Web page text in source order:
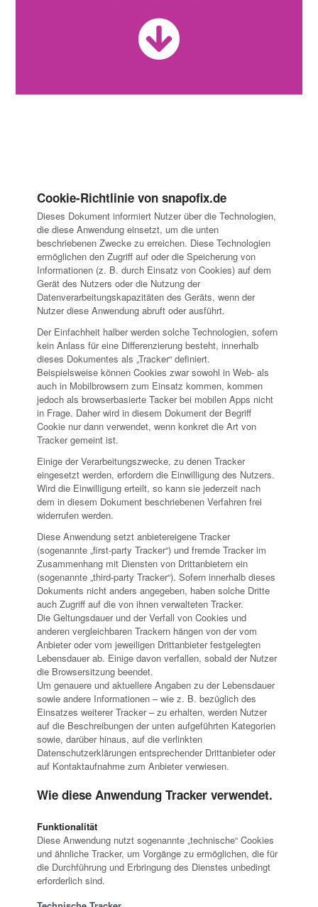
Cookie-Richtlinie von snapofix.de
Dieses Dokument informiert Nutzer über die Technologien,
die diese Anwendung einsetzt, um die unten
beschriebenen Zwecke zu erreichen. Diese Technologien
ermöglichen den Zugriff auf oder die Speicherung von
Informationen (z. B. durch Einsatz von Cookies) auf dem
Gerät des Nutzers oder die Nutzung der
Datenverarbeitungskapazitäten des Geräts, wenn der
Nutzer diese Anwendung abruft oder ausführt.
Der Einfachheit halber werden solche Technologien, sofern
kein Anlass für eine Differenzierung besteht, innerhalb
dieses Dokumentes als „Tracker“ definiert.
Beispielsweise können Cookies zwar sowohl in Web- als
auch in Mobilbrowsern zum Einsatz kommen, kommen
jedoch als browserbasierte Tacker bei mobilen Apps nicht
in Frage. Daher wird in diesem Dokument der Begriff
Cookie nur dann verwendet, wenn konkret die Art von
Tracker gemeint ist.
Einige der Verarbeitungszwecke, zu denen Tracker
eingesetzt werden, erfordern die Einwilligung des Nutzers.
Wird die Einwilligung erteilt, so kann sie jederzeit nach
dem in diesem Dokument beschriebenen Verfahren frei
widerrufen werden.
Diese Anwendung setzt anbietereigene Tracker
(sogenannte „first-party Tracker“) und fremde Tracker im
Zusammenhang mit Diensten von Drittanbietern ein
(sogenannte „third-party Tracker“). Sofern innerhalb dieses
Dokuments nicht anders angegeben, haben solche Dritte
auch Zugriff auf die von ihnen verwalteten Tracker.
Die Geltungsdauer und der Verfall von Cookies und
anderen vergleichbaren Trackern hängen von der vom
Anbieter oder vom jeweiligen Drittanbieter festgelegten
Lebensdauer ab. Einige davon verfallen, sobald der Nutzer
die Browsersitzung beendet.
Um genauere und aktuellere Angaben zu der Lebensdauer
sowie andere Informationen – wie z. B. bezüglich des
Einsatzes weiterer Tracker – zu erhalten, werden Nutzer
auf die Beschreibungen der unten aufgeführten Kategorien
sowie, darüber hinaus, auf die verlinkten
Datenschutzerklärungen entsprechender Drittanbieter oder
auf Kontaktaufnahme zum Anbieter verwiesen.
Wie diese Anwendung Tracker verwendet.
Funktionalität
Diese Anwendung nutzt sogenannte „technische“ Cookies
und ähnliche Tracker, um Vorgänge zu ermöglichen, die für
die Durchführung und Erbringung des Dienstes unbedingt
erforderlich sind.